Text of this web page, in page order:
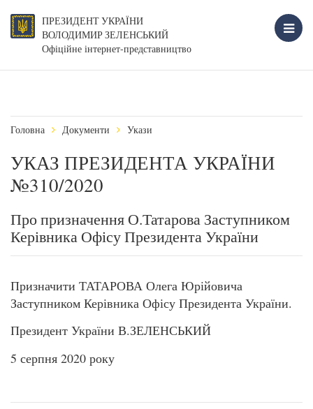
ПРЕЗИДЕНТ УКРАЇНИ
ВОЛОДИМИР ЗЕЛЕНСЬКИЙ
Офіційне інтернет-представництво
Головна Документи Укази
УКАЗ ПРЕЗИДЕНТА УКРАЇНИ
№310/2020
Про призначення О.Татарова Заступником
Керівника Офісу Президента України
Призначити ТАТАРОВА Олега Юрійовича
Заступником Керівника Офісу Президента України.
Президент України В.ЗЕЛЕНСЬКИЙ
5 серпня 2020 року